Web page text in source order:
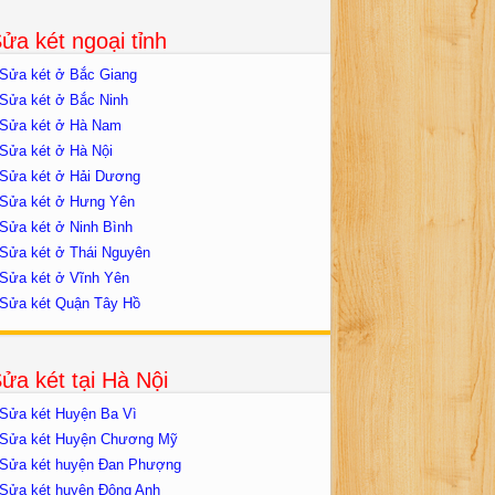
két ngoại tỉnh
két ở Bắc Giang
két ở Bắc Ninh
két ở Hà Nam
két ở Hà Nội
két ở Hải Dương
két ở Hưng Yên
két ở Ninh Bình
két ở Thái Nguyên
két ở Vĩnh Yên
két Quận Tây Hồ
két tại Hà Nội
két Huyện Ba Vì
két Huyện Chương Mỹ
két huyện Đan Phượng
két huyện Đông Anh